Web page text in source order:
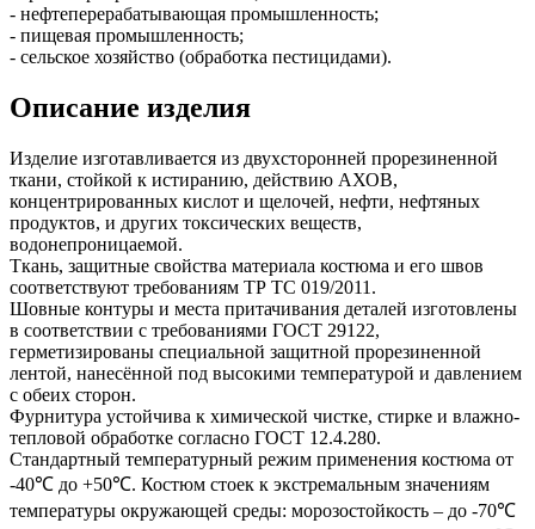
- нефтеперерабатывающая промышленность;
- пищевая промышленность;
- сельское хозяйство (обработка пестицидами).
Описание изделия
Изделие изготавливается из двухсторонней прорезиненной
ткани, стойкой к истиранию, действию АХОВ,
концентрированных кислот и щелочей, нефти, нефтяных
продуктов, и других токсических веществ,
водонепроницаемой.
Ткань, защитные свойства материала костюма и его швов
соответствуют требованиям ТР ТС 019/2011.
Шовные контуры и места притачивания деталей изготовлены
в соответствии с требованиями ГОСТ 29122,
герметизированы специальной защитной прорезиненной
лентой, нанесённой под высокими температурой и давлением
с обеих сторон.
Фурнитура устойчива к химической чистке, стирке и влажно-
тепловой обработке согласно ГОСТ 12.4.280.
Стандартный температурный режим применения костюма от
-40℃ до +50℃. Костюм стоек к экстремальным значениям
температуры окружающей среды: морозостойкость – до -70℃